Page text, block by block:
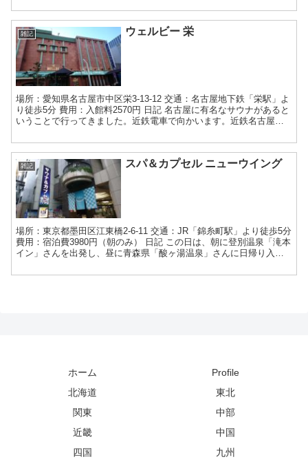
雑記 ウェルビー 栄
場所：愛知県名古屋市中区栄3-13-12 交通：名古屋地下鉄「栄駅」よ
り徒歩5分 費用：入館料2570円 日記 名古屋に有名なサウナがあると
いうことで行ってきました。近鉄電車で向かいます。近鉄名古屋駅
雑記 スパ＆カプセル ニューウイング
場所：東京都墨田区江東橋2-6-11 交通：JR「錦糸町駅」より徒歩5分
費用：宿泊費3980円（朝のみ） 日記 この日は、朝に登別温泉「滝本
イン」さんを出発し、昼に青森県「酸ヶ湯温泉」さんに日帰り入浴
ホーム
Profile
北海道
東北
関東
中部
近畿
中国
四国
九州